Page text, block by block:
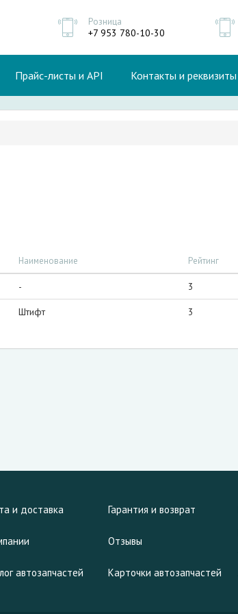
Розница
+7 953 780-10-30
Прайс-листы и API Контакты и реквизиты
Наименование Рейтинг
- 3
Штифт 3
и доставка Гарантия и возврат
Отзывы
автозапчастей Карточки автозапчастей